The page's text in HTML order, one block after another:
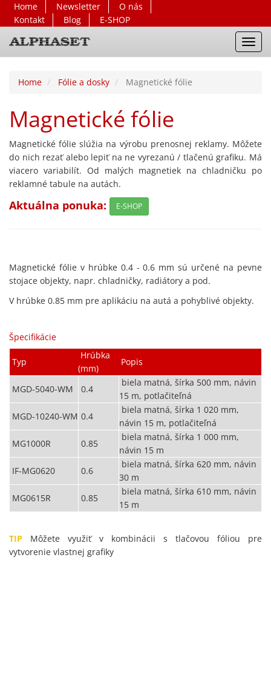
Home Newsletter
O nás
Kontakt
Blog E-SHOP
Home Fólie a dosky Magnetické fólie
Magnetické fólie
Magnetické fólie slúžia na výrobu prenosnej reklamy. Môžete
do nich rezať alebo lepiť na ne vyrezanú / tlačenú grafiku. Má
viacero variabilít. Od malých magnetiek na chladničku po
reklamné tabule na autách.
Aktuálna ponuka: E-SHOP
Magnetické fólie v hrúbke 0.4 - 0.6 mm sú určené na pevne
stojace objekty, napr. chladničky, radiátory a pod.
V hrúbke 0.85 mm pre aplikáciu na autá a pohyblivé objekty.
Špecifikácie
Typ
Hrúbka
(mm)
Popis
MGD-5040-WM 0.4
biela matná, šírka 500 mm, návin
15 m, potlačiteľná
MGD-10240-WM 0.4
biela matná, šírka 1 020 mm,
návin 15 m, potlačiteľná
MG1000R
0.85
biela matná, šírka 1 000 mm,
návin 15 m
IF-MG0620
0.6
biela matná, šírka 620 mm, návin
30 m
MG0615R
0.85
biela matná, šírka 610 mm, návin
15 m
TIP Môžete využiť v kombinácii s tlačovou fóliou pre
vytvorenie vlastnej grafiky